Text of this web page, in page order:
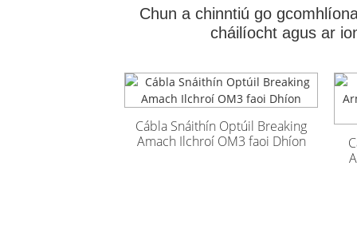
Chun a chinntiú go
cháilíocht agus ar
Cábla Snáithín Optúil Breaking
Amach Ilchroí OM3 faoi Dhíon
Cábla Optúil
Lasmuigh Armúrtha
Cábla Optúil
Lasmuigh Armúrtha